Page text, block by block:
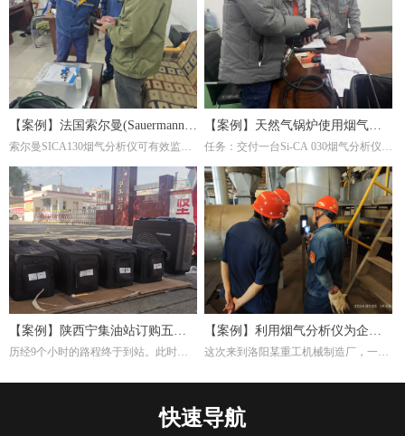
【案例】法国索尔曼(Sauermann)
烟气分析仪在钢厂的应用
索尔曼SICA130烟气分析仪可有效监测
助调整燃气比例或淬火介质成分，避免
氧化或脱碳。并且淬火炉若使用燃气加
热，烟气分析仪能检测有害排放物(如
NOₓ、CO)，确保符合环保标准，同时
优化燃烧效率。通过分析烟气成分，可
间接推断淬火过程的稳定性。例如，异
常的CO浓度可能反映加热不均，影响
材料硬度均匀性。
【案例】天然气锅炉使用烟气分
析仪调节燃烧效率
任务：交付一台Si-CA 030烟气分析仪。
筒及滤件的工厂，锅炉的燃料为天然
气，根据用户的检测需求，我们推荐经
济型Si-CA030烟气分析仪。此款烟气分
析仪包含O2,CO两个气体传感器，能够
准确测量烟气中的氧气含量。
【案例】陕西宁集油站订购五台
烟气分析仪
历经9个小时的路程终于到站。此时，
次任务不单单是交付仪器，另外培训如
【案例】利用烟气分析仪为企业
调试燃烧效率
这次来到洛阳某重工机械制造厂，一是
帮助工厂现场调试煅烧热处理炉的燃烧
是注重，而节能减排重要一环就是提高
快速导航